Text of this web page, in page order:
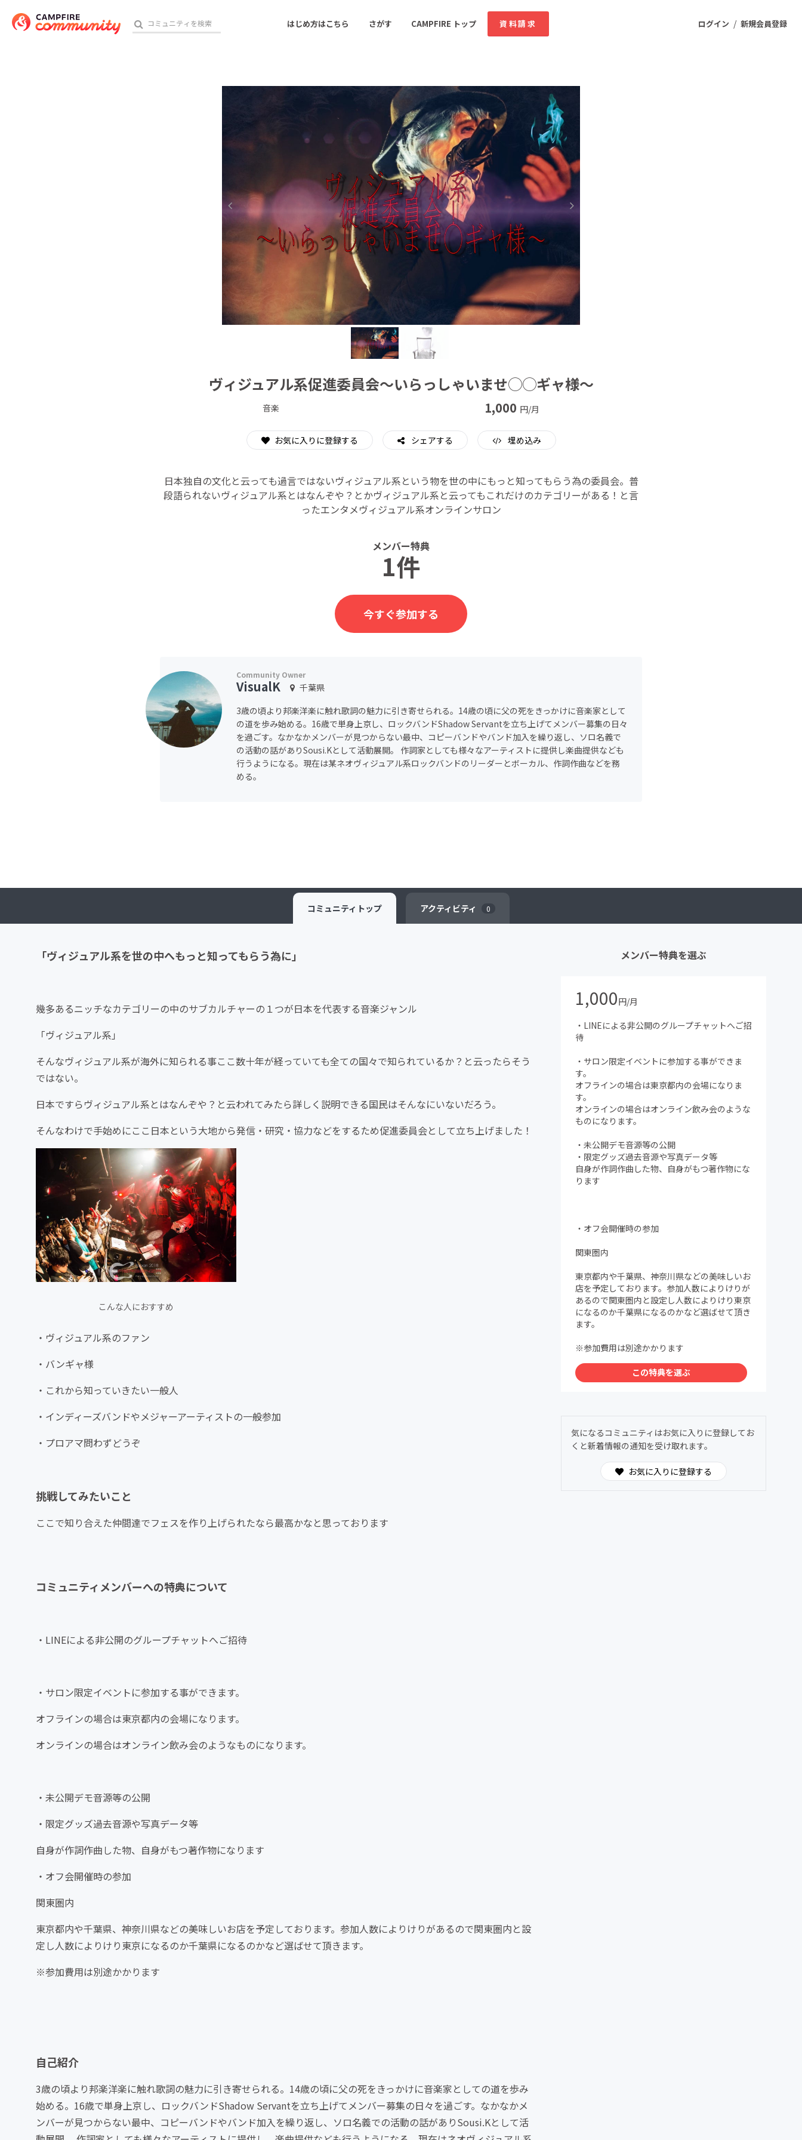
ログイン / 新規会員登録
はじめ方はこちら さがす CAMPFIRE トップ 資料請求
人気のコミュニティ 新着のコミュニティ
音楽 舞台・パフォーマンス
ゲーム・サービス開発 フード・飲食店
書籍・雑誌出版 アニメ・漫画
ソーシャルグッド ビューティー・ヘルスケア
CAMPFIRE for Social Good CAMPFIRE Creation
ヴィジュアル系促進委員会～いらっしゃいませ◯◯ギャ様～
音楽 1,000 円/月
お気に入りに登録する シェアする 埋め込み
日本独自の文化と云っても過言ではないヴィジュアル系という物を世の中にもっと知ってもらう為の委員会。普
段語られないヴィジュアル系とはなんぞや？とかヴィジュアル系と云ってもこれだけのカテゴリーがある！と言
ったエンタメヴィジュアル系オンラインサロン
メンバー特典
1件
今すぐ参加する
VisualK
千葉県
3歳の頃より邦楽洋楽に触れ歌詞の魅力に引き寄せられる。14歳の頃に父の死をきっかけに音楽家として
の道を歩み始める。16歳で単身上京し、ロックバンドShadow Servantを立ち上げてメンバー募集の日々
を過ごす。なかなかメンバーが見つからない最中、コピーバンドやバンド加入を繰り返し、ソロ名義で
の活動の話がありSousi.Kとして活動展開。 作詞家としても様々なアーティストに提供し楽曲提供なども
行うようになる。現在は某ネオヴィジュアル系ロックバンドのリーダーとボーカル、作詞作曲などを務
める。
コミュニティ トップ アクティビティ 0
「ヴィジュアル系を世の中へもっと知ってもらう為に」
幾多あるニッチなカテゴリーの中のサブカルチャーの１つが日本を代表する音楽ジャンル
「ヴィジュアル系」
そんなヴィジュアル系が海外に知られる事ここ数十年が経っていても全ての国々で知られているか？と云ったらそう
ではない。
日本ですらヴィジュアル系とはなんぞや？と云われてみたら詳しく説明できる国民はそんなにいないだろう。
そんなわけで手始めにここ日本という大地から発信・研究・協力などをするため促進委員会として立ち上げました！
こんな人におすすめ
・ヴィジュアル系のファン
・バンギャ様
・これから知っていきたい一般人
・インディーズバンドやメジャーアーティストの一般参加
・プロアマ問わずどうぞ
挑戦してみたいこと
ここで知り合えた仲間達でフェスを作り上げられたなら最高かなと思っております
コミュニティメンバーへの特典について
・LINEによる非公開のグループチャットへご招待
・サロン限定イベントに参加する事ができます。
オフラインの場合は東京都内の会場になります。
オンラインの場合はオンライン飲み会のようなものになります。
・未公開デモ音源等の公開
・限定グッズ過去音源や写真データ等
自身が作詞作曲した物、自身がもつ著作物になります
・オフ会開催時の参加
関東圏内
東京都内や千葉県、神奈川県などの美味しいお店を予定しております。参加人数によりけりがあるので関東圏内と設
定し人数によりけり東京になるのか千葉県になるのかなど選ばせて頂きます。
※参加費用は別途かかります
自己紹介
3歳の頃より邦楽洋楽に触れ歌詞の魅力に引き寄せられる。14歳の頃に父の死をきっかけに音楽家としての道を歩み
始める。16歳で単身上京し、ロックバンドShadow Servantを立ち上げてメンバー募集の日々を過ごす。なかなかメ
ンバーが見つからない最中、コピーバンドやバンド加入を繰り返し、ソロ名義での活動の話がありSousi.Kとして活
メンバー特典を選ぶ
1,000円/月
・LINEによる非公開のグループチャットへご招
待
・サロン限定イベントに参加する事ができま
す。
オフラインの場合は東京都内の会場になりま
す。
オンラインの場合はオンライン飲み会のような
ものになります。
・未公開デモ音源等の公開
・限定グッズ過去音源や写真データ等
自身が作詞作曲した物、自身がもつ著作物にな
ります
・オフ会開催時の参加
関東圏内
東京都内や千葉県、神奈川県などの美味しいお
店を予定しております。参加人数によりけりが
あるので関東圏内と設定し人数によりけり東京
になるのか千葉県になるのかなど選ばせて頂き
ます。
※参加費用は別途かかります
この特典を選ぶ
気になるコミュニティはお気に入りに登録してお
くと新着情報の通知を受け取れます。
お気に入りに登録する